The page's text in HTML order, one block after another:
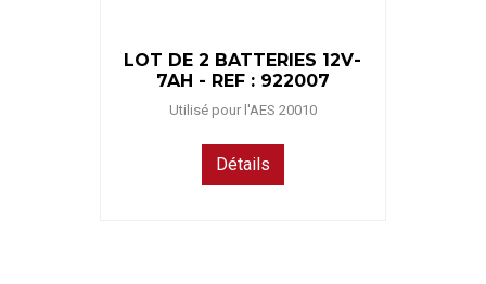
LOT DE 2 BATTERIES 12V-
7AH - REF : 922007
Utilisé pour l'AES 20010
Détails